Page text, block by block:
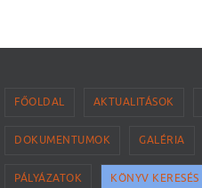
FŐOLDAL AKTUALITÁSOK
DOKUMENTUMOK GALÉRIA
PÁLYÁZATOK KÖNYV KERESÉS